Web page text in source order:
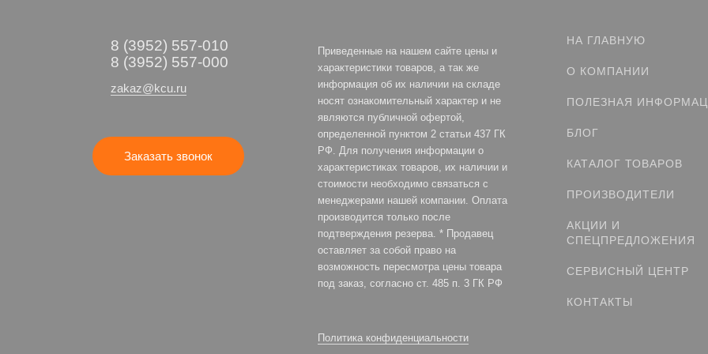
8 (3952) 557-010
8 (3952) 557-000
zakaz@kcu.ru
Заказать звонок
Приведенные на нашем сайте цены и
характеристики товаров, а так же
информация об их наличии на складе
носят ознакомительный характер и не
являются публичной офертой,
определенной пунктом 2 статьи 437 ГК
РФ. Для получения информации о
характеристиках товаров, их наличии и
стоимости необходимо связаться с
менеджерами нашей компании. Оплата
производится только после
подтверждения резерва. * Продавец
оставляет за собой право на
возможность пересмотра цены товара
под заказ, согласно ст. 485 п. 3 ГК РФ
Политика конфиденциальности
НА ГЛАВНУЮ
О КОМПАНИИ
ПОЛЕЗНАЯ
БЛОГ
КАТАЛОГ ТОВАРОВ
ПРОИЗВОДИТЕЛИ
АКЦИИ И
СПЕЦПРЕДЛОЖЕНИЯ
СЕРВИСНЫЙ ЦЕНТР
КОНТАКТЫ